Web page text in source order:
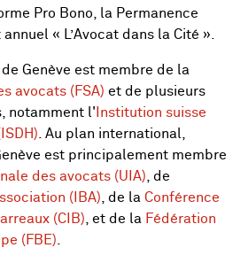
Pro Bono, la Permanence
« L’Avocat dans la Cité ».
de Genève est membre de la
avocats (FSA) et de plusieurs
notamment l' Institution suisse
. Au plan international,
est principalement membre
des avocats (UIA) , de
(IBA) , de la Conférence
(CIB) , et de la Fédération
(FBE)